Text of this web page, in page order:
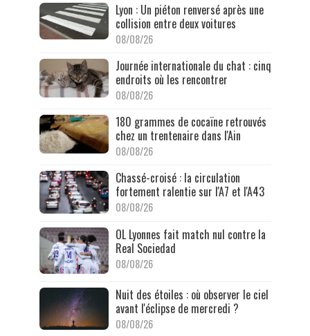
Lyon : Un piéton renversé après une
collision entre deux voitures
08/08/26
Journée internationale du chat : cinq
endroits où les rencontrer
08/08/26
180 grammes de cocaïne retrouvés
chez un trentenaire dans l'Ain
08/08/26
Chassé-croisé : la circulation
fortement ralentie sur l'A7 et l'A43
08/08/26
OL Lyonnes fait match nul contre la
Real Sociedad
08/08/26
Nuit des étoiles : où observer le ciel
avant l'éclipse de mercredi ?
08/08/26